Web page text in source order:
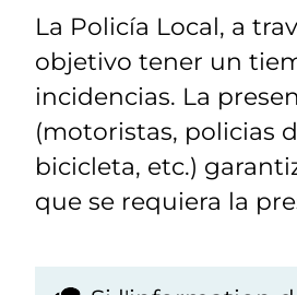
La Policía Local, a
objetivo tener un
incidencias. La
(motoristas, policias
bicicleta, etc.)
que se requiera la